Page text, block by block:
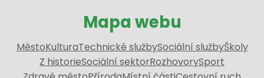
Mapa webu
MěstoKulturaTechnické službySociální službyŠkoly
Z historieSociální sektorRozhovorySport